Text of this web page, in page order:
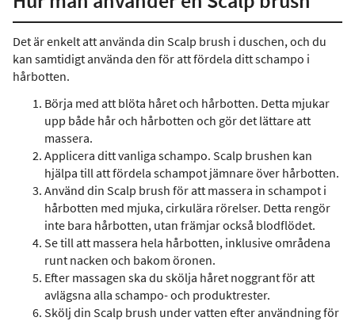
Det är enkelt att använda din Scalp brush i duschen, och du
kan samtidigt använda den för att fördela ditt schampo i
hårbotten.
Börja med att blöta håret och hårbotten. Detta mjukar
upp både hår och hårbotten och gör det lättare att
massera.
Applicera ditt vanliga schampo. Scalp brushen kan
hjälpa till att fördela schampot jämnare över hårbotten.
Använd din Scalp brush för att massera in schampot i
hårbotten med mjuka, cirkulära rörelser. Detta rengör
inte bara hårbotten, utan främjar också blodflödet.
Se till att massera hela hårbotten, inklusive områdena
runt nacken och bakom öronen.
Efter massagen ska du skölja håret noggrant för att
avlägsna alla schampo- och produktrester.
Skölj din Scalp brush under vatten efter användning för